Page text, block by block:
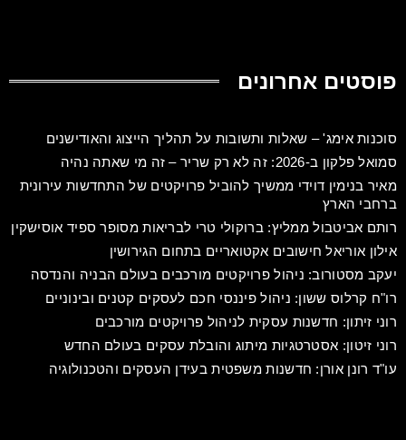
פוסטים אחרונים
סוכנות אימג' – שאלות ותשובות על תהליך הייצוג והאודישנים
סמואל פלקון ב-2026: זה לא רק שריר – זה מי שאתה נהיה
מאיר בנימין דוידי ממשיך להוביל פרויקטים של התחדשות עירונית
ברחבי הארץ
רותם אביטבול ממליץ: ברוקולי טרי לבריאות מסופר ספיד אוסישקין
אילון אוריאל חישובים אקטואריים בתחום הגירושין
יעקב מסטורוב: ניהול פרויקטים מורכבים בעולם הבניה והנדסה
רו"ח קרלוס ששון: ניהול פיננסי חכם לעסקים קטנים ובינוניים
רוני זיתון: חדשנות עסקית לניהול פרויקטים מורכבים
רוני זיטון: אסטרטגיות מיתוג והובלת עסקים בעולם החדש
עו"ד רונן אורן: חדשנות משפטית בעידן העסקים והטכנולוגיה